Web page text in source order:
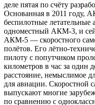
деле пятая по счёту
Основанная в 2011 году,
беспилотные летательные
одноместный АКМ-3, и
АКМ-5 — скоростного
полётов. Его лётно-
пилоту с попутчиком
километров в час за один
расстояние, немыслимое
для авиации. Скоростной
выпускают многие
по сравнению с